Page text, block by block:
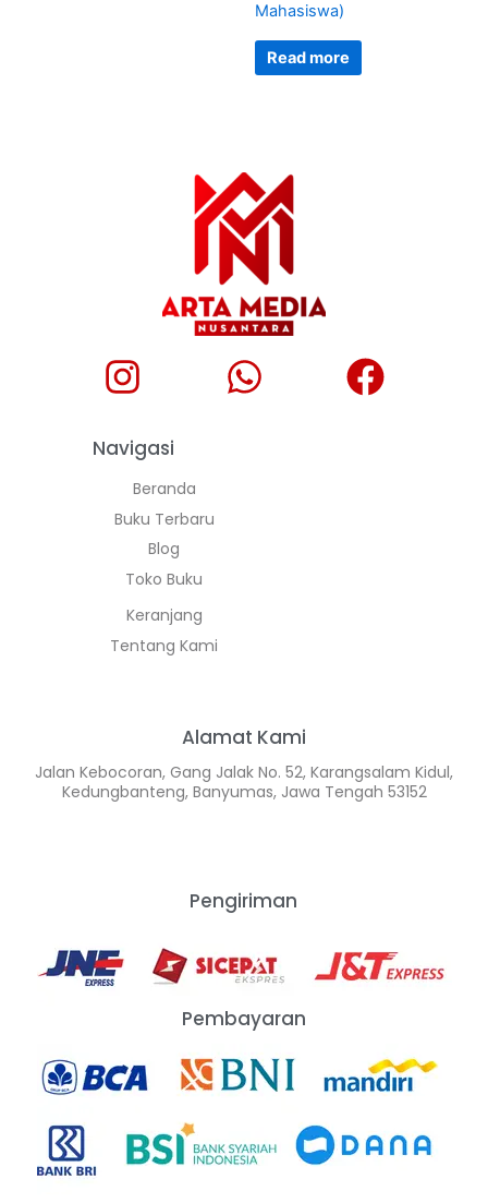
Mahasiswa)
Read more
Navigasi
Beranda
Buku Terbaru
Blog
Toko Buku
Keranjang
Tentang Kami
Alamat Kami
Jalan Kebocoran, Gang Jalak No. 52, Karangsalam Kidul,
Kedungbanteng, Banyumas, Jawa Tengah 53152
Pengiriman
Pembayaran